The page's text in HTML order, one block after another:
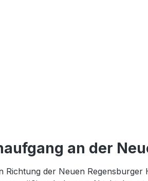
an der
der Neuen